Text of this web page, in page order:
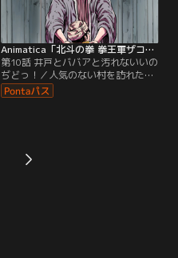
Animatica「北斗の拳 拳王軍ザコたちの挽歌」 第10話
第10話 井戸とババアと汚れないいの
ぢどっ！／人気のない村を訪れたノ
ブたち。そこには、孤児のタキと孤
児たちの面倒を見ているトヨがい